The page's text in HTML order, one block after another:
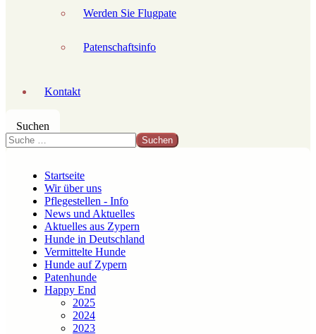
Werden Sie Flugpate
Patenschaftsinfo
Kontakt
Suchen
Suchen
Startseite
Wir über uns
Pflegestellen - Info
News und Aktuelles
Aktuelles aus Zypern
Hunde in Deutschland
Vermittelte Hunde
Hunde auf Zypern
Patenhunde
Happy End
2025
2024
2023